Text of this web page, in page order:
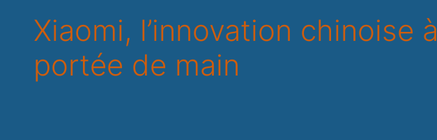
Xiaomi, l’innovation chinoise à
portée de main